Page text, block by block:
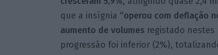
que a insígnia “operou com deflação
aumento de volumes registado nestes
progressão foi inferior (2%),